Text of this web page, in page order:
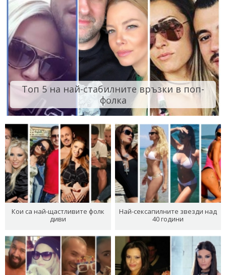
Топ 5 на най-стабилните връзки в поп-
фолка
Кои са най-щастливите фолк
диви
Най-сексапилните звезди над
40 години